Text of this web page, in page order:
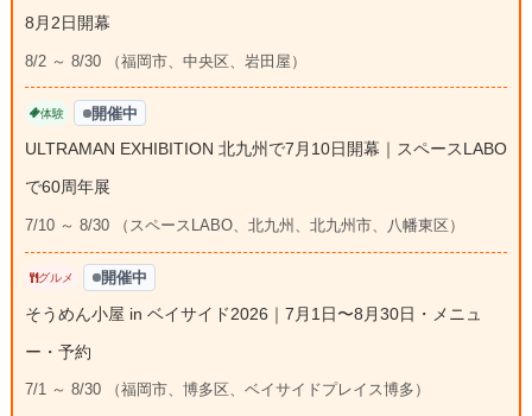
8月2日開幕
8/2 ～ 8/30 （福岡市、中央区、岩田屋）
体験 開催中
ULTRAMAN EXHIBITION 北九州で7月10日開幕｜スペースLABO
で60周年展
7/10 ～ 8/30 （スペースLABO、北九州、北九州市、八幡東区）
グルメ 開催中
そうめん小屋 in ベイサイド2026｜7月1日〜8月30日・メニュ
ー・予約
7/1 ～ 8/30 （福岡市、博多区、ベイサイドプレイス博多）